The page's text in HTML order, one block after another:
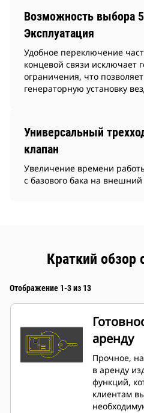
Возможность выбора
Эксплуатация
Удобное переключение
концевой связи исключает
ограничения, что
генераторную установку
Универсальный
клапан
Увеличение времени
с базового бака на
Краткий обзор
Отображение 1-3 из 13
аренду
Прочное,
в аренду
функций,
клиентам